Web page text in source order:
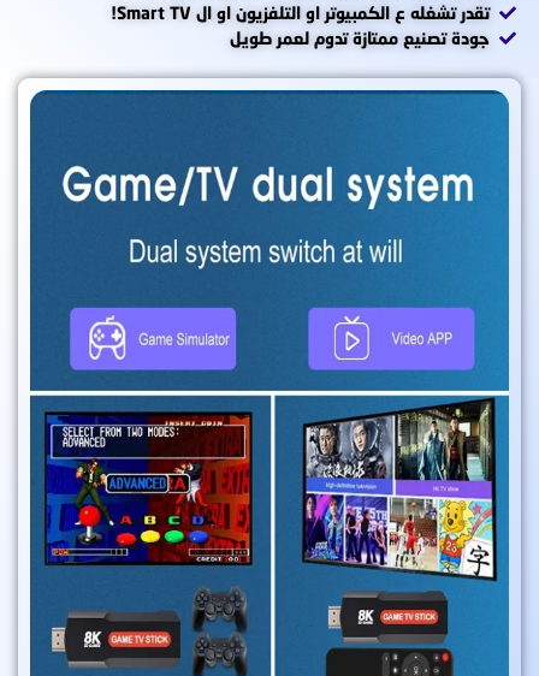
تقدر تشغله ع الكمبيوتر او التلفزيون او ال Smart TV!
جودة تصنيع ممتازة تدوم لعمر طويل